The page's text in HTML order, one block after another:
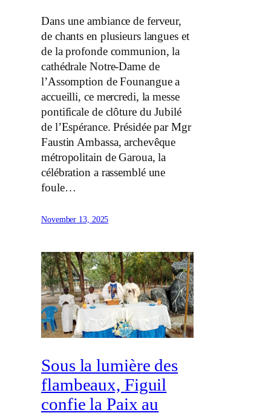
Dans une ambiance de ferveur,
de chants en plusieurs langues et
de la profonde communion, la
cathédrale Notre-Dame de
l’Assomption de Founangue a
accueilli, ce mercredi, la messe
pontificale de clôture du Jubilé
de l’Espérance. Présidée par Mgr
Faustin Ambassa, archevêque
métropolitain de Garoua, la
célébration a rassemblé une
foule…
November 13, 2025
Sous la lumière des
flambeaux, Figuil
confie la Paix au